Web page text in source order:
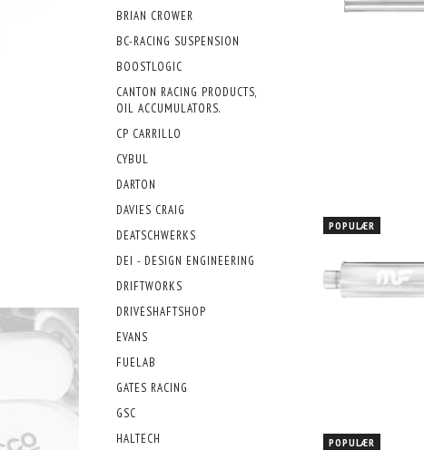
BRIAN CROWER
BC-RACING SUSPENSION
BOOSTLOGIC
CANTON RACING PRODUCTS,
OIL ACCUMULATORS.
CP CARRILLO
CYBUL
DARTON
DAVIES CRAIG
DEATSCHWERKS
DEI - DESIGN ENGINEERING
DRIFTWORKS
DRIVESHAFTSHOP
EVANS
FUELAB
GATES RACING
GSC
HALTECH
POPULÆR
POPULÆR